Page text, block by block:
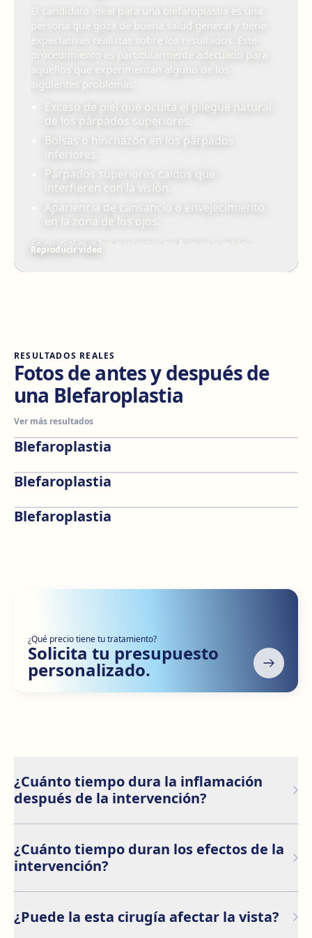
El candidato ideal para una blefaroplastia es una
persona que goza de buena salud general y tiene
expectativas realistas sobre los resultados. Este
procedimiento es particularmente adecuado para
aquellos que experimentan alguno de los
siguientes problemas:
Exceso de piel que oculta el pliegue natural
de los párpados superiores.
Bolsas o hinchazón en los párpados
inferiores.
Párpados superiores caídos que
interfieren con la visión.
Apariencia de cansancio o envejecimiento
en la zona de los ojos.
Es crucial que los pacientes no fumen y estén
libres de condiciones médicas graves que puedan
Reproducir vídeo
RESULTADOS REALES
Fotos de antes y después de
una Blefaroplastia
Ver más resultados
Antes
Blefaroplastia
Antes
Blefaroplastia
Antes
Blefaroplastia
¿Qué precio tiene tu tratamiento?
Solicita tu presupuesto
personalizado.
¿Cuánto tiempo dura la inflamación
después de la intervención?
común experimentar inflamación en la zona tratada.
¿Cuánto tiempo duran los efectos de la
intervención?
mejora duradera en la apariencia de los párpados.
¿Puede la esta cirugía afectar la vista?